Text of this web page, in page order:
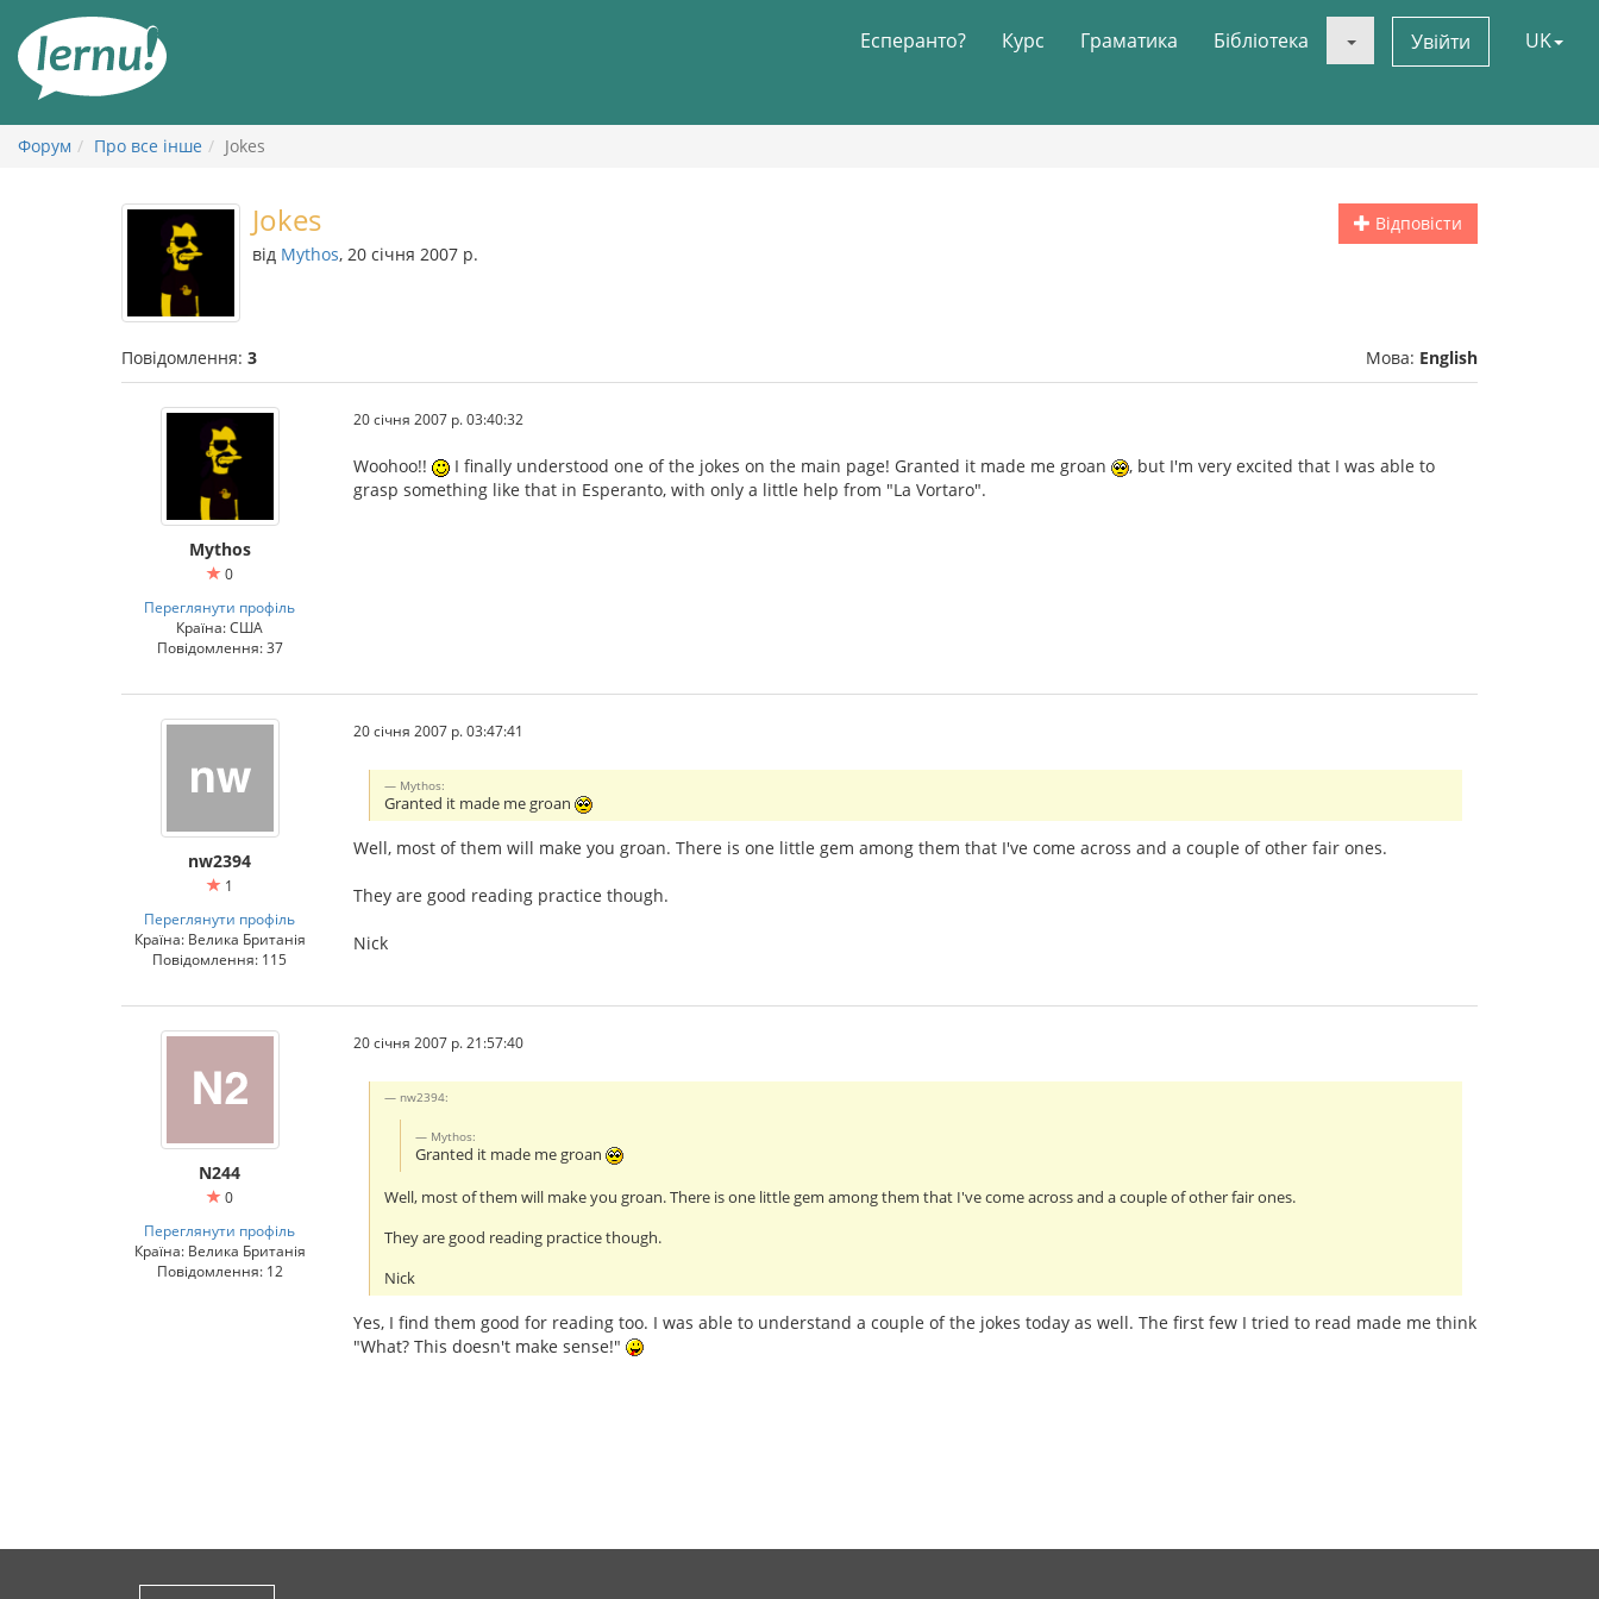
змісту
Есперанто? Курс Граматика Бібліотека Увійти UK
Форум Про все інше Jokes
Відповісти
Jokes
від Mythos, 20 січня 2007 р.
Повідомлення: 3 Мова: English
Mythos
0
Переглянути профіль
Країна: США
Повідомлення: 37
20 січня 2007 р. 03:40:32
Woohoo!! I finally understood one of the jokes on the main page! Granted it made me groan
, but I'm very excited that I was able to
grasp something like that in Esperanto, with only a little help from "La Vortaro".
nw2394
1
Переглянути профіль
Країна: Велика Британія
Повідомлення: 115
20 січня 2007 р. 03:47:41
Mythos:
Granted it made me groan
Well, most of them will make you groan. There is one little gem among them that I've come across and a couple of other fair ones.
They are good reading practice though.
Nick
N244
0
Переглянути профіль
Країна: Велика Британія
Повідомлення: 12
20 січня 2007 р. 21:57:40
nw2394:
Mythos:
Granted it made me groan
Well, most of them will make you groan. There is one little gem among them that I've come across and a couple of other fair ones.
They are good reading practice though.
Nick
Yes, I find them good for reading too. I was able to understand a couple of the jokes today as well. The first few I tried to read made me think
"What? This doesn't make sense!"